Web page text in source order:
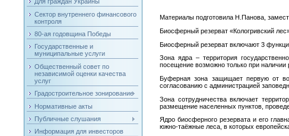
Сектор внутреннего финансового
контроля
80-ая годовщина Победы
Государственные и
муниципальные услуги
Общественный совет по
независимой оценки качества
услуг
Градостроительное зонирование
Нормативные акты
Публичные слушания
Информация для инвесторов
Материалы подготовила Н.Панова,
Биосферный резерват «Кологривский
Биосферный резерват включают 3
Зона ядра – территория
посещение возможно только при наличии
Буферная зона защищает первую от
согласованию с администрацией
Зона сотрудничества включает
размещение населенных пунктов,
Ядро биосферного резервата и его
южно-таёжные леса, в которых